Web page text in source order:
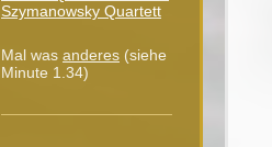
Szymanowsky Quartett
Mal was anderes (siehe
Minute 1.34)